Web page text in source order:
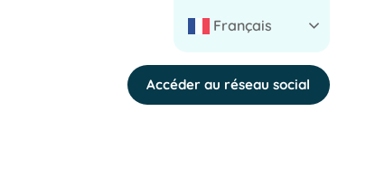
Français
Accéder au réseau social